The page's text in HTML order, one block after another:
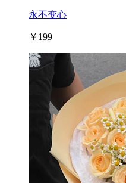
永不变心
￥199